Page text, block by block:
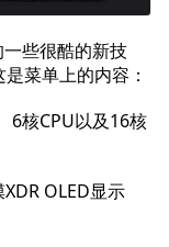
些很酷的新技
菜单上的内容：
6核CPU以及16核
OLED显示